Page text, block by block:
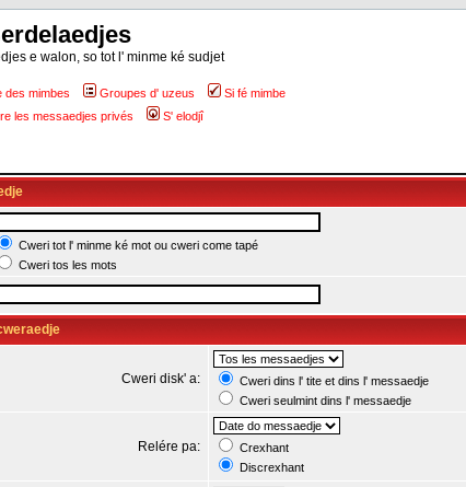
e walon, so tot l' minme ké sudjet
des mimbes Groupes d' uzeus
Si fé mimbe
les messaedjes privés S' elodjî
Cweri tot l' minme ké mot ou cweri come tapé
Cweri tos les mots
Cweri disk' a:
Cweri dins l' tite et dins l' messaedje
Cweri seulmint dins l' messaedje
Relére pa:
Crexhant
Discrexhant